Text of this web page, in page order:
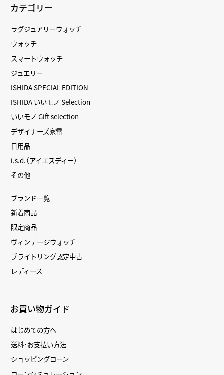
カテゴリー
ラグジュアリーウォッチ
ウォッチ
スマートウォッチ
ジュエリー
ISHIDA SPECIAL EDITION
ISHIDA いいモノ Selection
いいモノ Gift selection
デザイナーズ家電
日用品
i.s.d.（アイエスディー）
その他
ブランド一覧
新着商品
限定商品
ヴィンテージウォッチ
ブライトリング認定中古
レディース
お買い物ガイド
はじめての方へ
送料・お支払い方法
ショッピングローン